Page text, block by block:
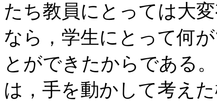
たち教員にとっては大
なら，学生にとって何
とができたからである
は，手を動かして考え